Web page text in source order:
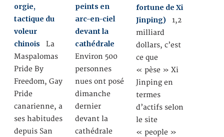
orgie,
tactique du
voleur
chinois La
Maspalomas
Pride By
Freedom, Gay
Pride
canarienne, a
ses habitudes
depuis San
peints en
arc-en-ciel
devant la
cathédrale
Environ 500
personnes
nues ont posé
dimanche
dernier
devant la
cathédrale
fortune de Xi
Jinping) 1,2
milliard
dollars, c’est
ce que
« pèse » Xi
Jinping en
termes
d’actifs selon
le site
« people »